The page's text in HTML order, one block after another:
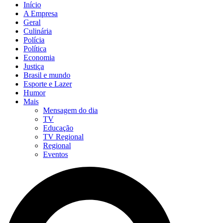
Início
A Empresa
Geral
Culinária
Polícia
Política
Economia
Justiça
Brasil e mundo
Esporte e Lazer
Humor
Mais
Mensagem do dia
TV
Educação
TV Regional
Regional
Eventos